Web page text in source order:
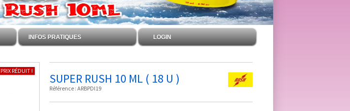
INFOS PRATIQUES LOGIN
PRIX RÉDUIT !
SUPER RUSH 10 ML ( 18 U )
Référence : ARBPDI19